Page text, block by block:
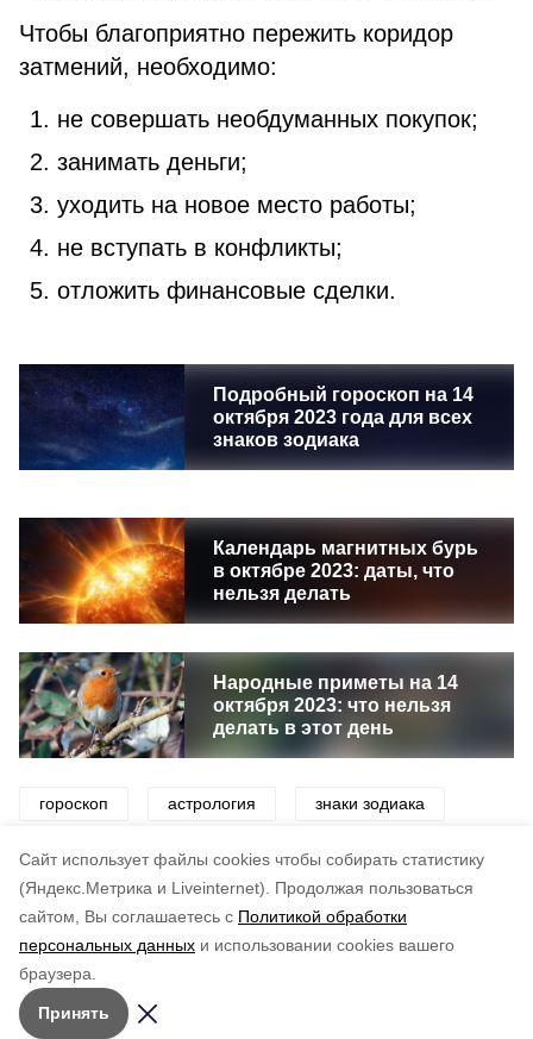
Cайт использует файлы cookies чтобы собирать статистику
(Яндекс.Метрика и Liveinternet).
Продолжая пользоваться
сайтом, Вы соглашаетесь с Политикой обработки
персональных данных и использовании cookies вашего
браузера.
Принять
Чтобы благоприятно пережить коридор
затмений, необходимо:
не совершать необдуманных покупок;
занимать деньги;
уходить на новое место работы;
не вступать в конфликты;
отложить финансовые сделки.
Подробный гороскоп на 14
октября 2023 года для всех
знаков зодиака
Календарь магнитных бурь
в октябре 2023: даты, что
нельзя делать
Народные приметы на 14
октября 2023: что нельзя
делать в этот день
гороскоп астрология знаки зодиака
звезды коридор затмений луна
по оценке
5